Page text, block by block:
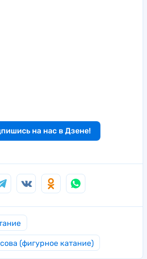
на нас в Дзене!
(фигурное катание)